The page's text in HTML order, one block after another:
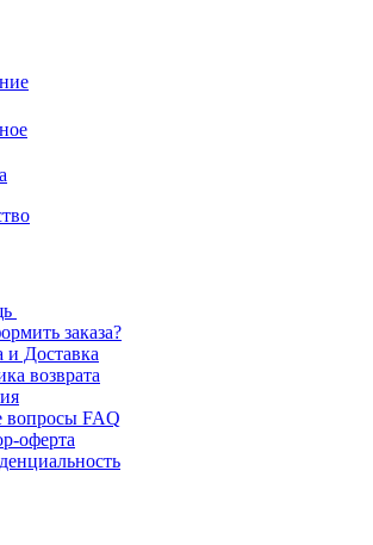
заказа?
и Доставка
возврата
вопросы FAQ
оферта